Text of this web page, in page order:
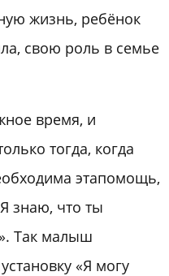
жизнь, ребёнок
свою роль в семье
время, и
тогда, когда
этапомощь,
знаю, что ты
Так малыш
«Я могу